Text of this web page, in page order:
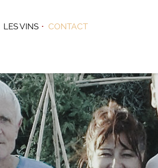
LES VINS CONTACT